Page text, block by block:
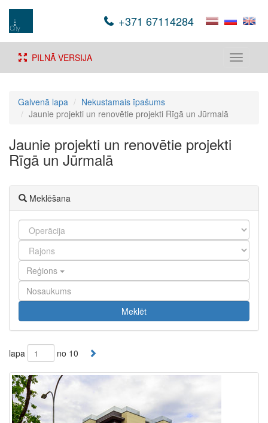
+371 67114284
Toggle
PILNĀ VERSIJA
Galvenā lapa
Nekustamais īpašums
Jaunie projekti un renovētie projekti Rīgā un Jūrmalā
Jaunie projekti un renovētie projekti
Rīgā un Jūrmalā
Meklēšana
Reģions
Meklēt
lapa no 10